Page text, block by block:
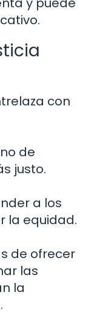
con
de
justo.
a los
la equidad.
de ofrecer
las
la